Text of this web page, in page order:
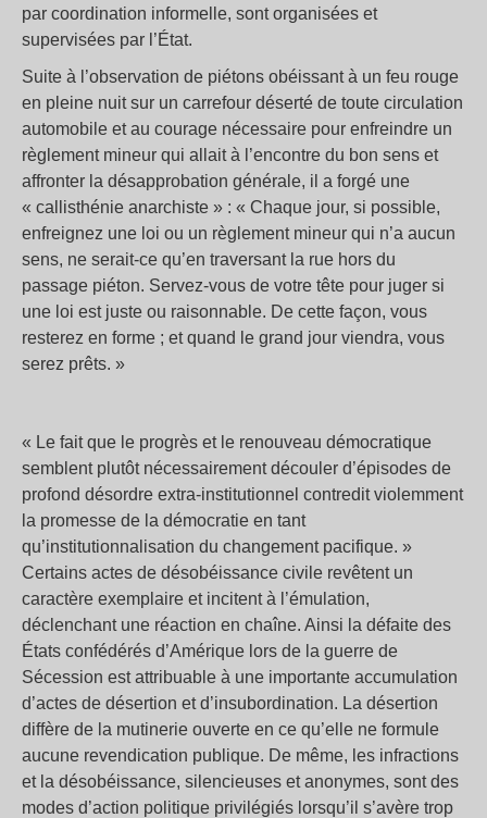
par coordination informelle, sont organisées et
supervisées par l’État.
Suite à l’observation de piétons obéissant à un feu rouge
en pleine nuit sur un carrefour déserté de toute circulation
automobile et au courage nécessaire pour enfreindre un
règlement mineur qui allait à l’encontre du bon sens et
affronter la désapprobation générale, il a forgé une
« callisthénie anarchiste » : « Chaque jour, si possible,
enfreignez une loi ou un règlement mineur qui n’a aucun
sens, ne serait-ce qu’en traversant la rue hors du
passage piéton. Servez-vous de votre tête pour juger si
une loi est juste ou raisonnable. De cette façon, vous
resterez en forme ; et quand le grand jour viendra, vous
serez prêts. »
« Le fait que le progrès et le renouveau démocratique
semblent plutôt nécessairement découler d’épisodes de
profond désordre extra-institutionnel contredit violemment
la promesse de la démocratie en tant
qu’institutionnalisation du changement pacifique. »
Certains actes de désobéissance civile revêtent un
caractère exemplaire et incitent à l’émulation,
déclenchant une réaction en chaîne. Ainsi la défaite des
États confédérés d’Amérique lors de la guerre de
Sécession est attribuable à une importante accumulation
d’actes de désertion et d’insubordination. La désertion
diffère de la mutinerie ouverte en ce qu’elle ne formule
aucune revendication publique. De même, les infractions
et la désobéissance, silencieuses et anonymes, sont des
modes d’action politique privilégiés lorsqu’il s’avère trop